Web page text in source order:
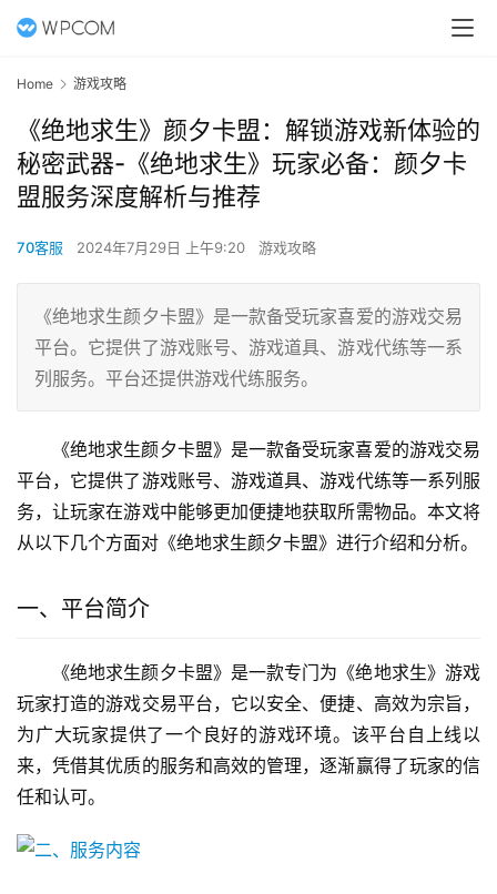
Home 游戏攻略
《绝地求生》颜夕卡盟：解锁游戏新体验的
秘密武器-《绝地求生》玩家必备：颜夕卡
盟服务深度解析与推荐
70客服 2024年7月29日 上午9:20 游戏攻略
《绝地求生颜夕卡盟》是一款备受玩家喜爱的游戏交易
平台。它提供了游戏账号、游戏道具、游戏代练等一系
列服务。平台还提供游戏代练服务。
《绝地求生颜夕卡盟》是一款备受玩家喜爱的游戏交易
平台，它提供了游戏账号、游戏道具、游戏代练等一系列服
务，让玩家在游戏中能够更加便捷地获取所需物品。本文将
从以下几个方面对《绝地求生颜夕卡盟》进行介绍和分析。
一、平台简介
《绝地求生颜夕卡盟》是一款专门为《绝地求生》游戏
玩家打造的游戏交易平台，它以安全、便捷、高效为宗旨，
为广大玩家提供了一个良好的游戏环境。该平台自上线以
来，凭借其优质的服务和高效的管理，逐渐赢得了玩家的信
任和认可。